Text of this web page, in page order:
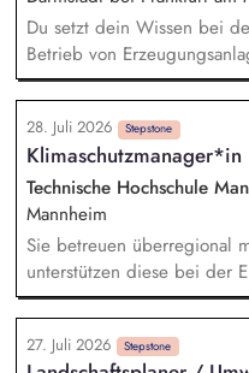
Verhandlungen der
Du setzt dein Wissen bei
Betrieb von
Sonderprojekten ein und
unter Einhaltung der
Gesetze. Bei der
Komponenten und
Übergabestationen,
Kabeltrassen bringst du
die externen Dienstleister.
Überwachung der
28. Juli 2026 Stepstone
Technische Hochschule
Mannheim
Sie betreuen überregional
unterstützen diese bei der
Klimaschutzkonzepte. Sie
betreuenden Hochschulen
sowie fachlich. Sie stellen
27. Juli 2026 Stepstone